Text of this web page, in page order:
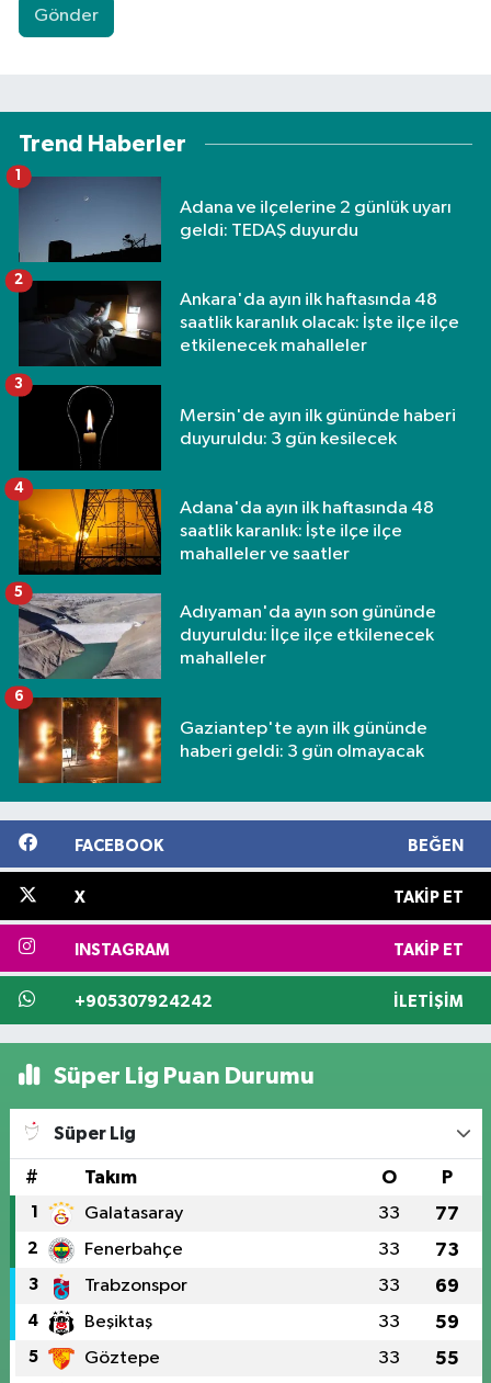
Gönder
Trend Haberler
Adana ve ilçelerine 2 günlük uyarı
geldi: TEDAŞ duyurdu
1
Ankara'da ayın ilk haftasında 48
saatlik karanlık olacak: İşte ilçe ilçe
etkilenecek mahalleler
2
Mersin'de ayın ilk gününde haberi
duyuruldu: 3 gün kesilecek
3
Adana'da ayın ilk haftasında 48
saatlik karanlık: İşte ilçe ilçe
mahalleler ve saatler
4
Adıyaman'da ayın son gününde
duyuruldu: İlçe ilçe etkilenecek
mahalleler
5
Gaziantep'te ayın ilk gününde
haberi geldi: 3 gün olmayacak
6
FACEBOOK BEĞEN
X TAKIP ET
INSTAGRAM TAKIP ET
+905307924242 İLETIŞIM
Süper Lig Puan Durumu
Süper Lig
# Takım O P
1 Galatasaray 33 77
2 Fenerbahçe 33 73
3 Trabzonspor 33 69
4 Beşiktaş 33 59
5 Göztepe 33 55